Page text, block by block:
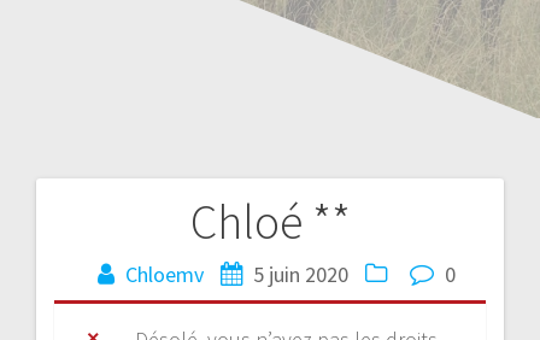
Chloé **
Chloemv 5 juin 2020 0